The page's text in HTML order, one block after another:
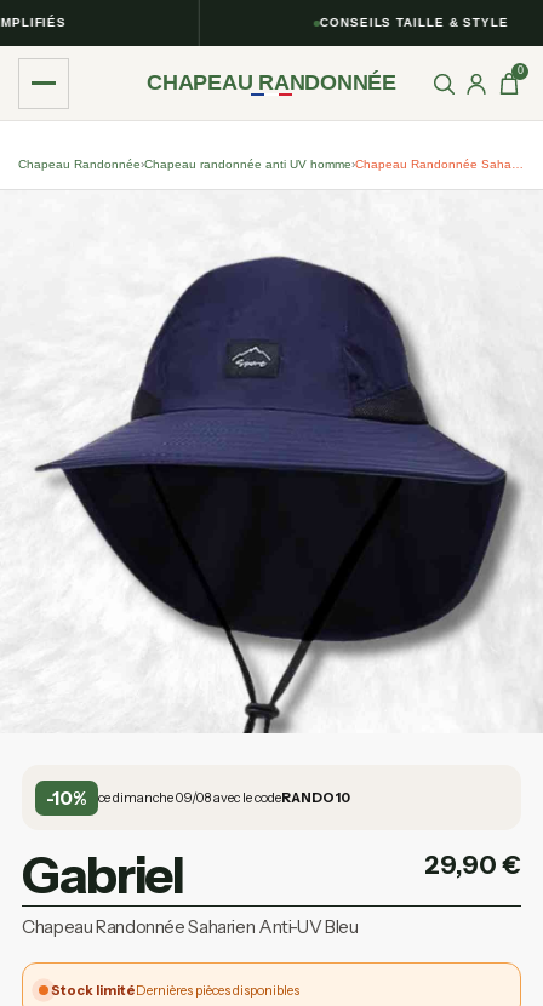
CONSEILS TAILLE & STYLE
CHAPEAU RANDONNÉE 0
Chapeau Randonnée›Chapeau randonnée anti UV homme​›
-10% ce dimanche 09/08 avec le codeRANDO10
Gabriel 29,90€
Chapeau Randonnée Saharien Anti-UV Bleu
Stock limitéDernières pièces disponibles